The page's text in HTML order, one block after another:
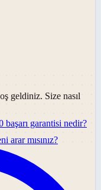
geldiniz. Size nasıl
başarı garantisi nedir?
arar mısınız?